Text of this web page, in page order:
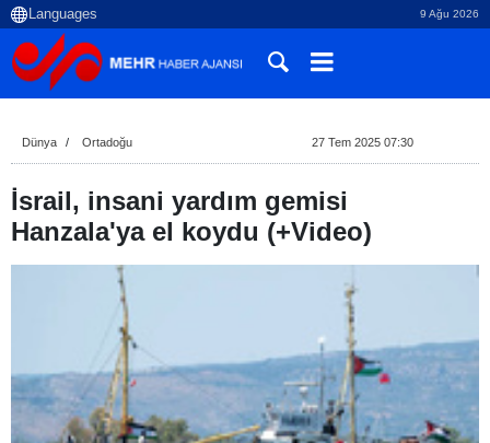
9 Ağu 2026
Dünya Ortadoğu 27 Tem 2025 07:30
İsrail, insani yardım gemisi
Hanzala'ya el koydu (+Video)